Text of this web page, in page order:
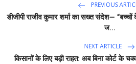
PREVIOUS
डीजीपी राजीव कुमार शर्मा का सख्त संदेश—
ज...
NEXT ARTICLE
किसानों के लिए बड़ी राहत: अब बिना कोर्ट के